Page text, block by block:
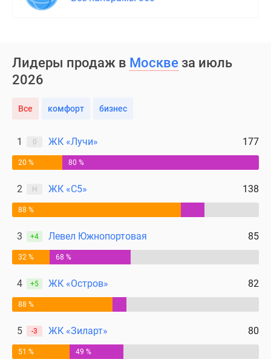
поселки
Москве
коттеджные
поселки
Строящиеся
коттеджные
Коттеджные
лесу
поселки
водоема
Коттеджные
поселки
Лидеры продаж в Москве за июль
2026
Все комфорт бизнес
1 0 ЖК «Лучи» 177
20 % 80 %
2 Н ЖК «С5» 138
88 %
3 +4 Левел Южнопортовая 85
32 % 68 %
4 +5 ЖК «Остров» 82
88 %
5 -3 ЖК «Зиларт» 80
51 % 49 %